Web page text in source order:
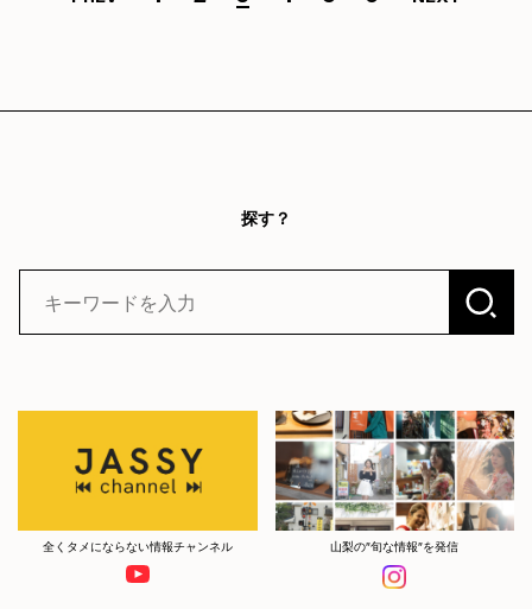
探す？
全くタメにならない情報チャンネル 山梨の”旬な情報”を発信